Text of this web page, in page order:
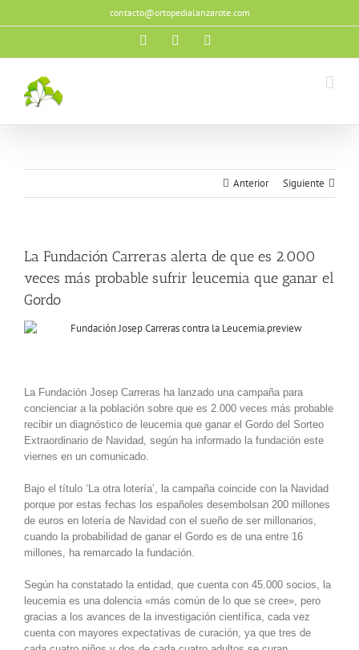
al
contacto@ortopedialanzarote.com
Facebook
Anterior Siguiente
La Fundación Carreras alerta de que es 2.000
veces más probable sufrir leucemia que ganar el
Gordo
La Fundación Josep Carreras ha lanzado una campaña para
concienciar a la población sobre que es 2.000 veces más probable
recibir un diagnóstico de leucemia que ganar el Gordo del Sorteo
Extraordinario de Navidad, según ha informado la fundación este
viernes en un comunicado.
Bajo el título ‘La otra lotería’, la campaña coincide con la Navidad
porque por estas fechas los españoles desembolsan 200 millones
de euros en lotería de Navidad con el sueño de ser millonarios,
cuando la probabilidad de ganar el Gordo es de una entre 16
millones, ha remarcado la fundación.
Según ha constatado la entidad, que cuenta con 45.000 socios, la
leucemia es una dolencia «más común de lo que se cree», pero
gracias a los avances de la investigación científica, cada vez
cuenta con mayores expectativas de curación, ya que tres de